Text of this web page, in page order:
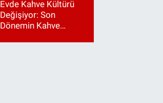
Evde Kahve Kültürü
Değişiyor: Son
Dönemin Kahve